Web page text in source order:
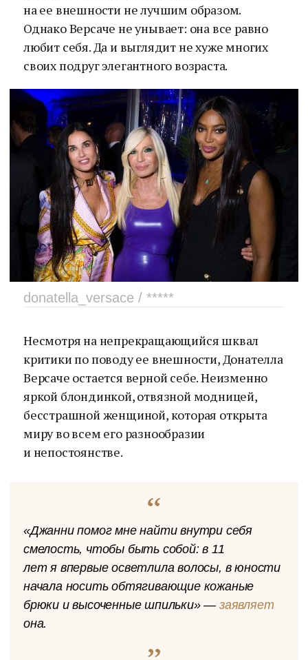
на ее внешности не лучшим образом.
Однако Версаче не унывает: она все равно
любит себя. Да и выглядит не хуже многих
своих подруг элегантного возраста.
donatella_versace / *****
Несмотря на непрекращающийся шквал
критики по поводу ее внешности, Донателла
Версаче остается верной себе. Неизменно
яркой блондинкой, отвязной модницей,
бесстрашной женщиной, которая открыта
миру во всем его разнообразии
и непостоянстве.
«Джанни помог мне найти внутри себя
смелость, чтобы быть собой: в 11
лет я впервые осветлила волосы, в юности
начала носить обтягивающие кожаные
брюки и высоченные шпильки» — заявляет
она.